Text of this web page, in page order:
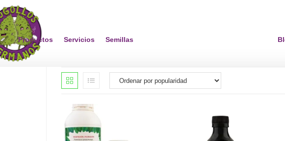
Productos Servicios Semillas